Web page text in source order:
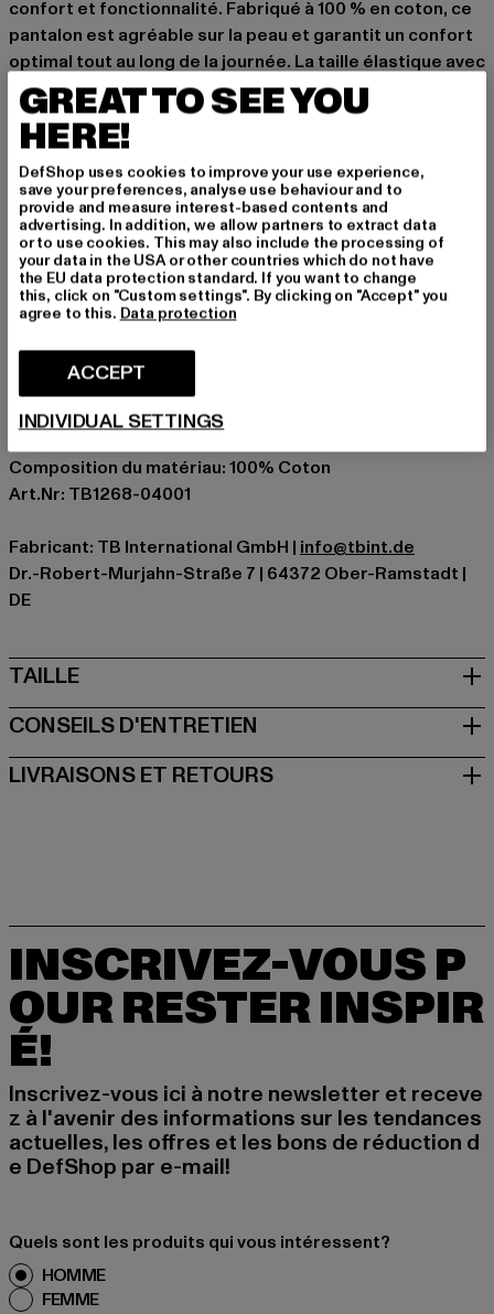
confort et fonctionnalité. Fabriqué à 100 % en coton, ce
pantalon est agréable sur la peau et garantit un confort
optimal tout au long de la journée. La taille élastique avec
cordon de serrage supplémentaire assure un
ajustement sûr, tandis que les poches cargo typiques
sur les côtés offrent un espace de rangement pratique
pour vos essentiels. Que ce soit pour une rencontre
entre amis ou pour se détendre à la maison, ce Cargo
Jogging Pants est un compagnon polyvalent.
Occasion: Quotidien, Confortable, Casual, Basic
Types de fermeture: Fermeture à glissière, Cordon de
serrage
Marque: Urban Classics
Couleur: grau
Composition du matériau: 100% Coton
Art.Nr: TB1268-04001
Fabricant: TB International GmbH | info@tbint.de
Dr.-Robert-Murjahn-Straße 7 | 64372 Ober-Ramstadt |
DE
TAILLE
CONSEILS D'ENTRETIEN
LIVRAISONS ET RETOURS
INSCRIVEZ-VOUS P
OUR RESTER INSPIR
É!
Inscrivez-vous ici à notre newsletter et receve
z à l'avenir des informations sur les tendances
actuelles, les offres et les bons de réduction d
e DefShop par e-mail!
Quels sont les produits qui vous intéressent?
HOMME
FEMME
GREAT TO SEE YOU
HERE!
DefShop uses cookies to improve your use experience,
save your preferences, analyse use behaviour and to
provide and measure interest-based contents and
advertising. In addition, we allow partners to extract data
or to use cookies. This may also include the processing of
your data in the USA or other countries which do not have
the EU data protection standard. If you want to change
this, click on "Custom settings". By clicking on "Accept" you
agree to this. Data protection
ACCEPT
INDIVIDUAL SETTINGS